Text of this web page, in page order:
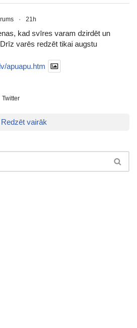
· 21h
kad svīres varam dzirdēt un
varēs redzēt tikai augstu
apuapu.htm
Twitter
Redzēt vairāk